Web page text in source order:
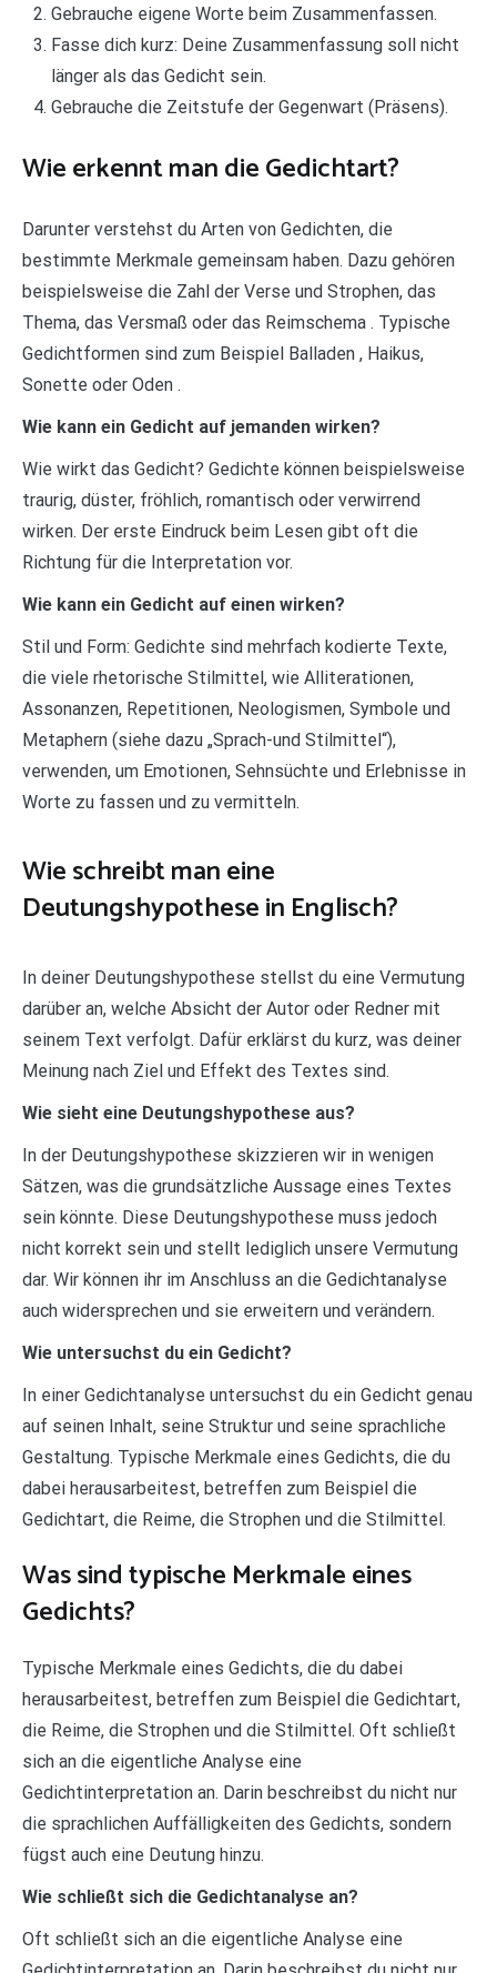
Gebrauche eigene Worte beim Zusammenfassen.
Fasse dich kurz: Deine Zusammenfassung soll nicht
länger als das Gedicht sein.
Gebrauche die Zeitstufe der Gegenwart (Präsens).
Wie erkennt man die Gedichtart?
Darunter verstehst du Arten von Gedichten, die
bestimmte Merkmale gemeinsam haben. Dazu gehören
beispielsweise die Zahl der Verse und Strophen, das
Thema, das Versmaß oder das Reimschema . Typische
Gedichtformen sind zum Beispiel Balladen , Haikus,
Sonette oder Oden .
Wie kann ein Gedicht auf jemanden wirken?
Wie wirkt das Gedicht? Gedichte können beispielsweise
traurig, düster, fröhlich, romantisch oder verwirrend
wirken. Der erste Eindruck beim Lesen gibt oft die
Richtung für die Interpretation vor.
Wie kann ein Gedicht auf einen wirken?
Stil und Form: Gedichte sind mehrfach kodierte Texte,
die viele rhetorische Stilmittel, wie Alliterationen,
Assonanzen, Repetitionen, Neologismen, Symbole und
Metaphern (siehe dazu „Sprach-und Stilmittel“),
verwenden, um Emotionen, Sehnsüchte und Erlebnisse in
Worte zu fassen und zu vermitteln.
Wie schreibt man eine
Deutungshypothese in Englisch?
In deiner Deutungshypothese stellst du eine Vermutung
darüber an, welche Absicht der Autor oder Redner mit
seinem Text verfolgt. Dafür erklärst du kurz, was deiner
Meinung nach Ziel und Effekt des Textes sind.
Wie sieht eine Deutungshypothese aus?
In der Deutungshypothese skizzieren wir in wenigen
Sätzen, was die grundsätzliche Aussage eines Textes
sein könnte. Diese Deutungshypothese muss jedoch
nicht korrekt sein und stellt lediglich unsere Vermutung
dar. Wir können ihr im Anschluss an die Gedichtanalyse
auch widersprechen und sie erweitern und verändern.
Wie untersuchst du ein Gedicht?
In einer Gedichtanalyse untersuchst du ein Gedicht genau
auf seinen Inhalt, seine Struktur und seine sprachliche
Gestaltung. Typische Merkmale eines Gedichts, die du
dabei herausarbeitest, betreffen zum Beispiel die
Gedichtart, die Reime, die Strophen und die Stilmittel.
Was sind typische Merkmale eines
Gedichts?
Typische Merkmale eines Gedichts, die du dabei
herausarbeitest, betreffen zum Beispiel die Gedichtart,
die Reime, die Strophen und die Stilmittel. Oft schließt
sich an die eigentliche Analyse eine
Gedichtinterpretation an. Darin beschreibst du nicht nur
die sprachlichen Auffälligkeiten des Gedichts, sondern
fügst auch eine Deutung hinzu.
Wie schließt sich die Gedichtanalyse an?
Oft schließt sich an die eigentliche Analyse eine